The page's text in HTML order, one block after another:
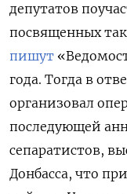
депутатов
посвященных
пишут
года. Тогда в
организовал
последующей
сепаратистов,
Донбасса, что